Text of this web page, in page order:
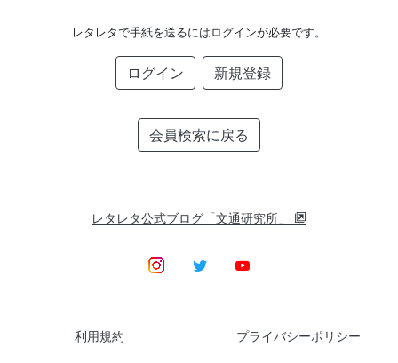
レタレタで手紙を送るにはログインが必要です。
ログイン 新規登録
会員検索に戻る
レタレタ公式ブログ「文通研究所」
利用規約 プライバシーポリシー